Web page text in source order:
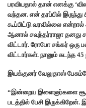
பரவியதால் தான் எனக்கு
வந்தன. என் தரப்பில் இருந்து
கூப்பிட்டு வரவில்லை என்றால்
ஆனால் சவுந்தர்ராஜா தனது
விட்டார். ரோபோ சங்கர் ஒரு
விட்டார்கள். நானும் கடந்த 45
இயக்குனர் வேலுதாஸ்
“இன்றைய இளைஞர்களை
படத்தில் பேசி இருக்கிறேன்.